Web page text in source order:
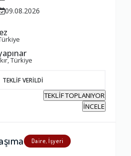
09.08.2026
Türkiye
TEKLİF VERİLDİ
TEKLİF TOPLANIYOR
İNCELE
Daire, İşyeri